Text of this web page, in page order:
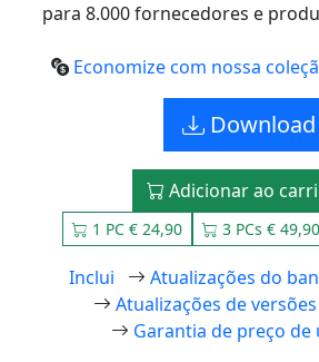
para 8.000 fornecedores e
Economize com nossa
Download
Adicionar ao
1 PC € 24,90 3 PCs € 49,90
Inclui
Atualizações do
Atualizações de
Garantia de preço de